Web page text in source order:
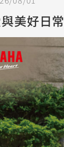
Sport
YZF-R9
YZF-R7
550+
YZF-R3
美好日